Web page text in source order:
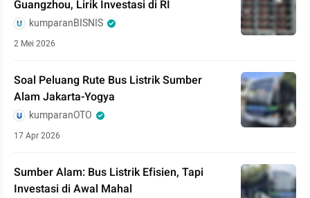
Guangzhou, Lirik Investasi di RI
kumparanBISNIS
2 Mei 2026
Soal Peluang Rute Bus Listrik Sumber
Alam Jakarta-Yogya
kumparanOTO
17 Apr 2026
Sumber Alam: Bus Listrik Efisien, Tapi
Investasi di Awal Mahal